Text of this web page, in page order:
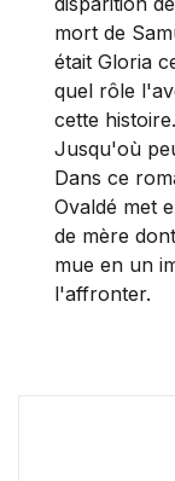
mort de
était Gloria
quel rôle
cette histoire.
Jusqu'où
Dans ce
Ovaldé met
de mère
mue en un
l'affronter.